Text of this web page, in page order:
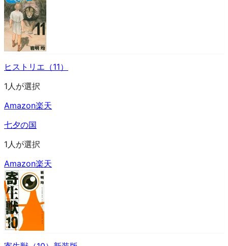
ヒストリエ（11）
1人が選択
Amazon楽天
七夕の国
1人が選択
Amazon楽天